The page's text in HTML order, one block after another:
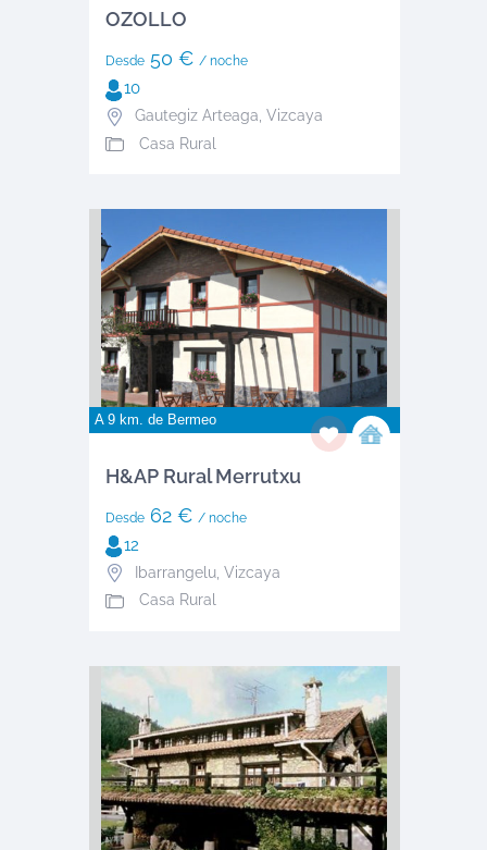
OZOLLO
Desde50 € / noche
10
Gautegiz Arteaga, Vizcaya
Casa Rural
A 9 km. de Bermeo
H&AP Rural Merrutxu
Desde62 € / noche
12
Ibarrangelu, Vizcaya
Casa Rural